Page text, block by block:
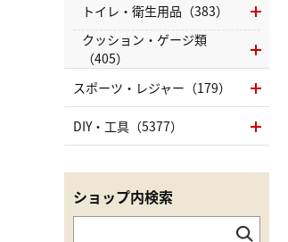
トイレ・衛生用品（383）
クッション・ゲージ類
（405）
スポーツ・レジャー（179）
DIY・工具（5377）
ショップ内検索